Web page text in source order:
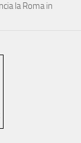
la Roma in